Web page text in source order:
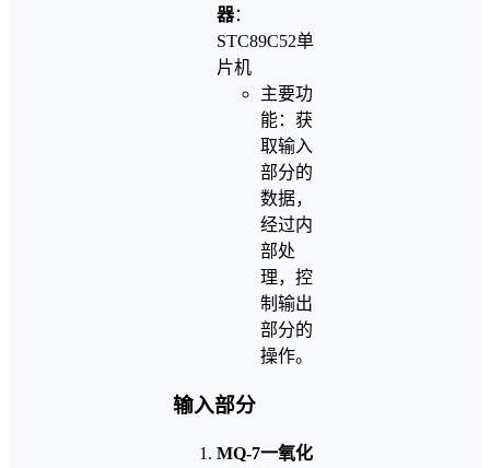
器：
STC89C52单
片机
主要功
能：获
取输入
部分的
数据，
经过内
部处
理，控
制输出
部分的
操作。
输入部分
MQ-7一氧化